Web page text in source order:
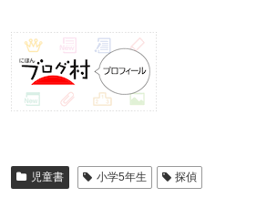
児童書 小学5年生 探偵